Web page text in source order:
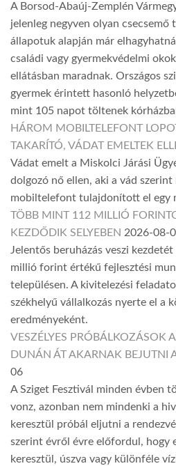
A Borsod-Abaúj-Zemplén
jelenleg negyven olyan csecsemő
állapotuk alapján már
családi vagy gyermekvédelmi
ellátásban maradnak. Országos
gyermek érintett hasonló
mint 105 napot töltenek
HÁROM MOBILTELEFONT
TAKARÍTÓ, VÁDAT EMELTEK
Vádat emelt a Miskolci Járási
dolgozó nő ellen, aki a vád
mobiltelefont tulajdonított el egy
TÖBB MINT 112 MILLIÓ
KEZDŐDIK SELYEBEN 2026-08-
Jelentős beruházás veszi
millió forint értékű fejlesztési
településen. A kivitelezési
székhelyű vállalkozás nyerte el a
eredményeként.
VESZÉLYES PRÓBÁLKOZÁSOK
DUNÁN ÁT AKARNAK BEJUTNI
06
A Sziget Fesztivál minden évben
vonz, azonban nem mindenki a
keresztül próbál eljutni a
szerint évről évre előfordul, hogy
keresztül, úszva vagy különféle